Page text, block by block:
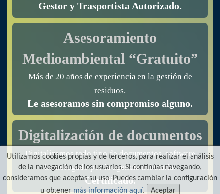
Gestor y Trasportista Autorizado.
Asesoramiento
Medioambiental “Gratuito”
Más de 20 años de experiencia en la gestión de
residuos.
Le asesoramos sin compromiso alguno.
Digitalización de documentos
Digitalizamos todo tipo de documentos, software
homologado por la agencia tributaria.
Certificado.
Utilizamos cookies propias y de terceros, para realizar el análisis
de la navegación de los usuarios. Si continúas navegando,
consideramos que aceptas su uso. Puedes cambiar la configuración
u obtenermás información aquí. Aceptar